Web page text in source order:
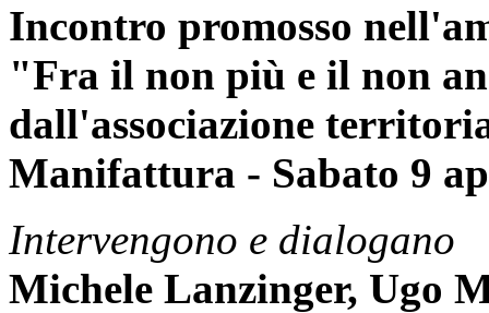
Incontro promosso
"Fra il non più e il non
dall'associazione
Manifattura - Sabato 9
Intervengono e dialogano
Michele Lanzinger, Ugo